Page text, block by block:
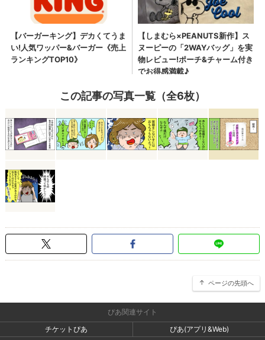
この記事の写真一覧（全6枚）
ページの先頭へ
ぴあ関連サイト
チケットぴあ
ぴあ(アプリ&Web)